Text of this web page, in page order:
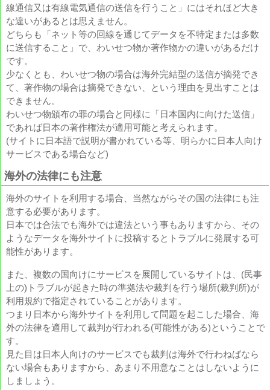
線通信又は有線電気通信の送信を行うこと」にはそれほど大き
な違いがあるとは思えません。
どちらも「ネット等の回線を通じてデータを不特定または多数
に送信すること」で、わいせつ物か著作物かの違いがあるだけ
です。
少なくとも、わいせつ物の場合は海外完結型の送信が摘発でき
て、著作物の場合は摘発できない、という理由を見出すことは
できません。
わいせつ物頒布の罪の場合と同様に「日本国内に向けた送信」
であれば日本の著作権法が適用可能と考えられます。
(サイトに日本語で説明が書かれている等、明らかに日本人向け
サービスである場合など)
海外の法律にも注意
海外のサイトを利用する場合、当然ながらその国の法律にも注
意する必要があります。
日本では合法でも海外では違法という事もありますから、その
ようなデータを海外サイトに投稿するとトラブルに発展する可
能性があります。
また、複数の国向けにサービスを展開しているサイトは、(民事
上の)トラブルが起きた時の準拠法や裁判を行う場所(裁判所)が
利用規約で指定されていることがあります。
つまり日本から海外サイトを利用して問題を起こした場合、海
外の法律を適用して裁判が行われる(可能性がある)ということで
す。
見た目は日本人向けのサービスでも裁判は海外で行わねばなら
ない場合もありますから、あまり不用意なことはしないように
しましょう。